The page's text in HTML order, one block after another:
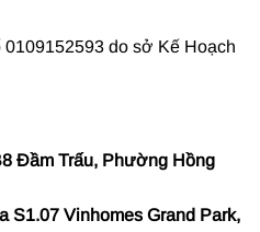
do sở Kế Hoạch
Đầm Trấu, Phường Hồng
S1.07 Vinhomes Grand Park,